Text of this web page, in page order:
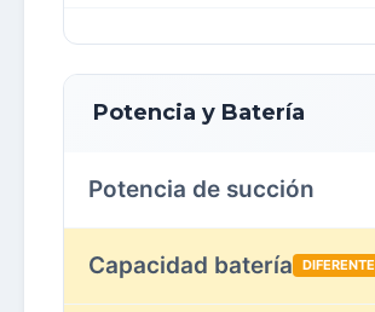
Potencia y Batería
Potencia de succión
Capacidad batería DIFERENTE